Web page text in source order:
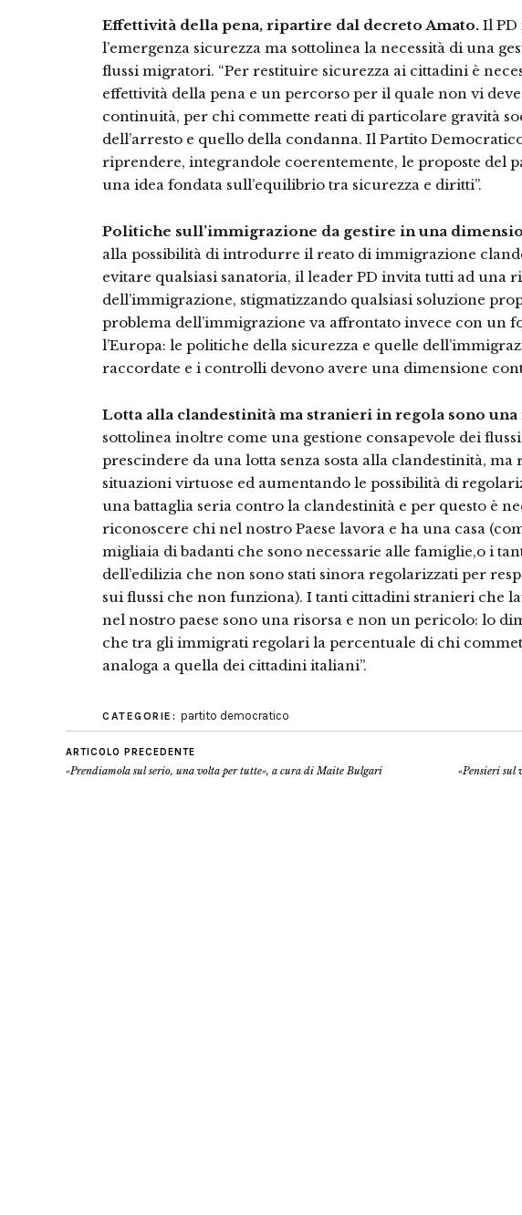
Effettività della pena, ripartire dal decreto Amato. Il
l’emergenza sicurezza ma sottolinea la necessità di una
flussi migratori. “Per restituire sicurezza ai cittadini è
effettività della pena e un percorso per il quale non vi
continuità, per chi commette reati di particolare gravità
dell’arresto e quello della condanna. Il Partito
riprendere, integrandole coerentemente, le proposte del
una idea fondata sull’equilibrio tra sicurezza e diritti”.
Politiche sull’immigrazione da gestire in una
alla possibilità di introdurre il reato di immigrazione
evitare qualsiasi sanatoria, il leader PD invita tutti ad una
dell’immigrazione, stigmatizzando qualsiasi soluzione
problema dell’immigrazione va affrontato invece con un
l’Europa: le politiche della sicurezza e quelle
raccordate e i controlli devono avere una dimensione
Lotta alla clandestinità ma stranieri in regola sono una
sottolinea inoltre come una gestione consapevole dei
prescindere da una lotta senza sosta alla clandestinità,
situazioni virtuose ed aumentando le possibilità di
una battaglia seria contro la clandestinità e per questo è
riconoscere chi nel nostro Paese lavora e ha una casa
migliaia di badanti che sono necessarie alle famiglie,o i
dell’edilizia che non sono stati sinora regolarizzati per
sui flussi che non funziona). I tanti cittadini stranieri che
nel nostro paese sono una risorsa e non un pericolo: lo
che tra gli immigrati regolari la percentuale di chi
analoga a quella dei cittadini italiani”.
CATEGORIE: partito democratico
ARTICOLO PRECEDENTE
«Prendiamola sul serio, una volta per tutte», a cura di Maite Bulgari
«Pensieri sul